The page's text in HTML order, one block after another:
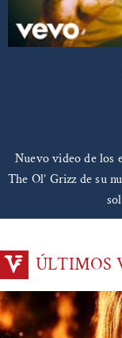
Nuevo video de los
The Ol’ Grizz de su
ÚLTIMOS